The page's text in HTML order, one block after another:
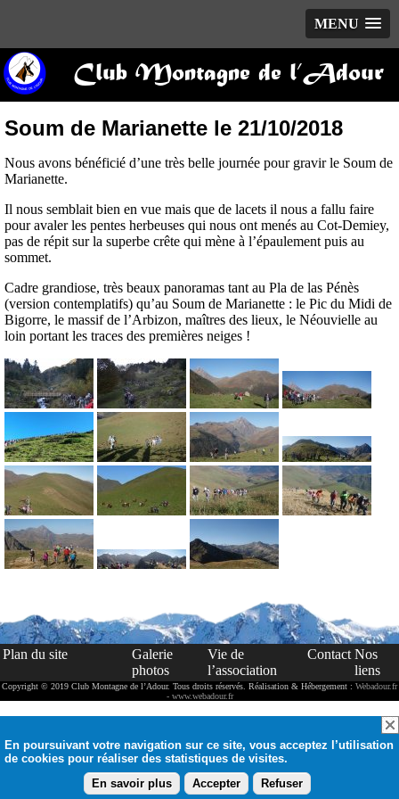
En poursuivant votre navigation sur ce site, vous acceptez l’utilisation
de cookies pour réaliser des statistiques de visites.
En savoir plus
Accepter Refuser
MENU
Club Montagne de l’Adour
Soum de Marianette le 21/10/2018
Nous avons bénéficié d’une très belle journée pour gravir le Soum de
Marianette.
Il nous semblait bien en vue mais que de lacets il nous a fallu faire
pour avaler les pentes herbeuses qui nous ont menés au Cot-Demiey,
pas de répit sur la superbe crête qui mène à l’épaulement puis au
sommet.
Cadre grandiose, très beaux panoramas tant au Pla de las Pénès
(version contemplatifs) qu’au Soum de Marianette : le Pic du Midi de
Bigorre, le massif de l’Arbizon, maîtres des lieux, le Néouvielle au
loin portant les traces des premières neiges !
Plan du site
Galerie
photos
Vie de
l’association
Contact Nos
liens
Copyright © 2019 Club Montagne de l’Adour. Tous droits réservés. Réalisation & Hébergement : Webadour.fr
- www.webadour.fr